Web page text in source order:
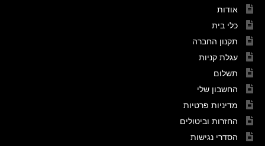
אודות
כלי בית
תקנון החברה
עגלת קניות
תשלום
החשבון שלי
מדיניות פרטיות
החזרות וביטולים
הסדרי נגישות